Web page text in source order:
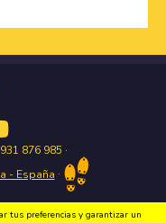
931 876 985 ·
- España ·
tus preferencias y garantizar un